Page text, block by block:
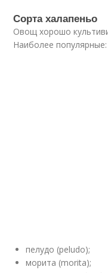
Сорта халапеньо
Овощ хорошо
Наиболее популярные:
пелудо (peludo);
морита (morita);